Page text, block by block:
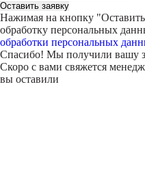
Оставить заявку
Нажимая на кнопку "
обработку персональных
обработки персональных
Спасибо! Мы получили вашу
Скоро с вами свяжется
вы оставили